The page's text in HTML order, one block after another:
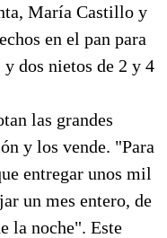
María Castillo y
en el pan para
dos nietos de 2 y 4
las grandes
y los vende. "Para
entregar unos mil
un mes entero, de
la noche". Este